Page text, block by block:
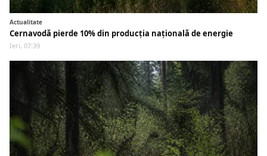
Actualitate
Cernavodă pierde 10% din producția națională de energie
Ieri, 07:39